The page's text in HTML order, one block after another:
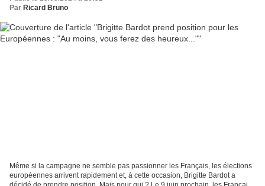
Par Ricard Bruno
Même si la campagne ne semble pas passionner les Français, les élections
européennes arrivent rapidement et, à cette occasion, Brigitte Bardot a